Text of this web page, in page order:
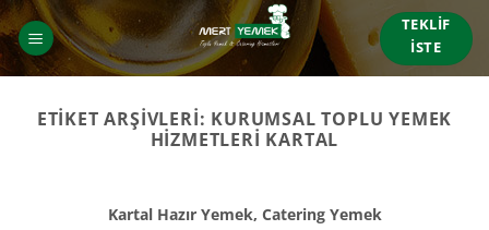
İçeriğe
atla
TEKLIF
İSTE
ETIKET ARŞIVLERI: KURUMSAL TOPLU YEMEK
HIZMETLERI KARTAL
Kartal Hazır Yemek, Catering Yemek